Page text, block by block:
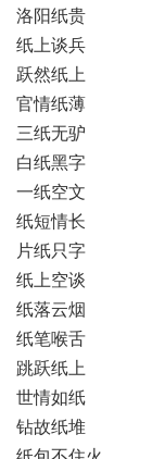
洛阳纸贵
纸上谈兵
跃然纸上
官情纸薄
三纸无驴
白纸黑字
一纸空文
纸短情长
片纸只字
纸上空谈
纸落云烟
纸笔喉舌
跳跃纸上
世情如纸
钻故纸堆